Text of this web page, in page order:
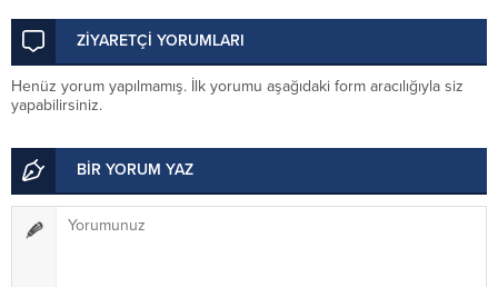
ZİYARETÇİ YORUMLARI
Henüz yorum yapılmamış. İlk yorumu aşağıdaki form aracılığıyla siz
yapabilirsiniz.
BİR YORUM YAZ